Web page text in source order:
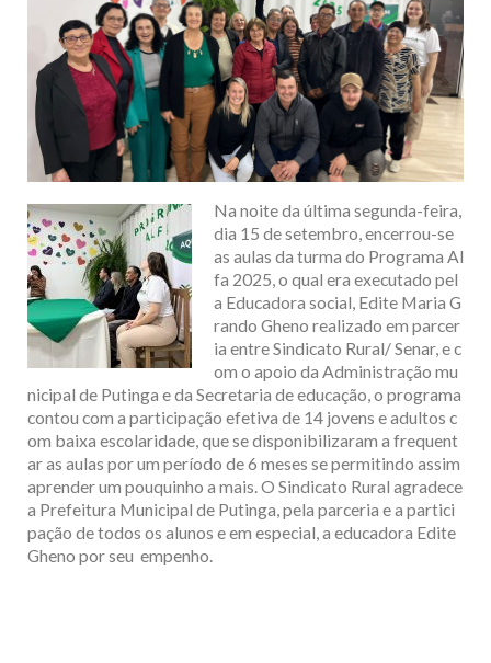
Na noite da última segunda-feira,
dia 15 de setembro, encerrou-se
as aulas da turma do Programa Al
fa 2025, o qual era executado pel
a Educadora social, Edite Maria G
rando Gheno realizado em parcer
ia entre Sindicato Rural/ Senar, e c
om o apoio da Administração mu
nicipal de Putinga e da Secretaria de educação, o programa
contou com a participação efetiva de 14 jovens e adultos c
om baixa escolaridade, que se disponibilizaram a frequent
ar as aulas por um período de 6 meses se permitindo assim
aprender um pouquinho a mais. O Sindicato Rural agradece
a Prefeitura Municipal de Putinga, pela parceria e a partici
pação de todos os alunos e em especial, a educadora Edite
Gheno por seu empenho.